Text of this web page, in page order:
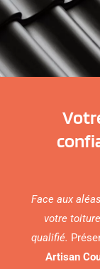
Face aux
votre
qualifié.
Artisan